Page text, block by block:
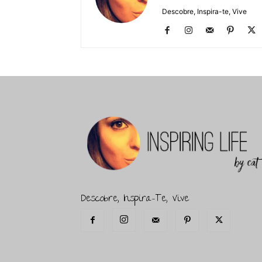
Descobre, Inspira-te, Vive
Descobre, Inspira-Te, Vive